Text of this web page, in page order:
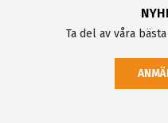
Ta del av våra